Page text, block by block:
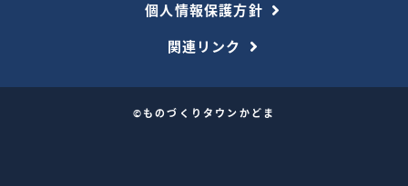
個人情報保護方針
関連リンク
©ものづくりタウンかどま